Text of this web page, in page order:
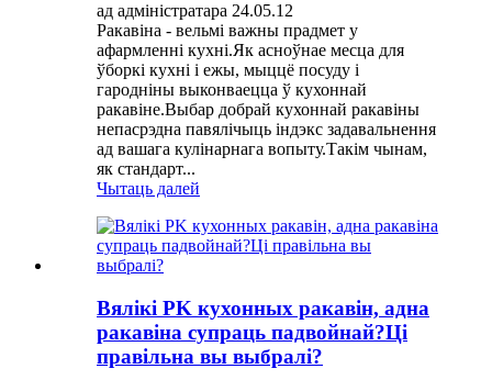
ад адміністратара 24.05.12
Ракавіна - вельмі важны прадмет у
афармленні кухні.Як асноўнае месца для
ўборкі кухні і ежы, мыццё посуду і
гародніны выконваецца ў кухоннай
ракавіне.Выбар добрай кухоннай ракавіны
непасрэдна павялічыць індэкс задавальнення
ад вашага кулінарнага вопыту.Такім чынам,
як стандарт...
Чытаць далей
Вялікі PK кухонных ракавін, адна
ракавіна супраць падвойнай?Ці
правільна вы выбралі?